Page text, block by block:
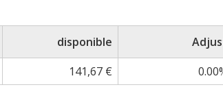
disponible
141,67 €